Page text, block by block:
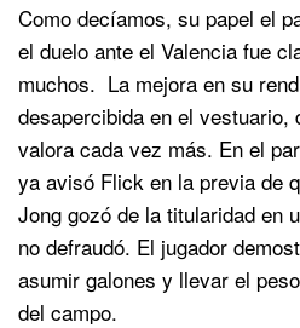
Como decíamos, su papel el
el duelo ante el Valencia fue
muchos. La mejora en su
desapercibida en el vestuario,
valora cada vez más. En el
ya avisó Flick en la previa de
Jong gozó de la titularidad en
no defraudó. El jugador
asumir galones y llevar el
del campo.